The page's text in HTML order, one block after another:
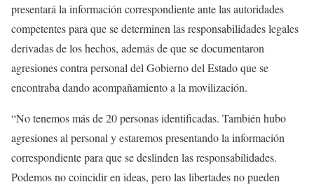
presentará la información correspondiente ante las autoridades
competentes para que se determinen las responsabilidades legales
derivadas de los hechos, además de que se documentaron
agresiones contra personal del Gobierno del Estado que se
encontraba dando acompañamiento a la movilización.
“No tenemos más de 20 personas identificadas. También hubo
agresiones al personal y estaremos presentando la información
correspondiente para que se deslinden las responsabilidades.
Podemos no coincidir en ideas, pero las libertades no pueden